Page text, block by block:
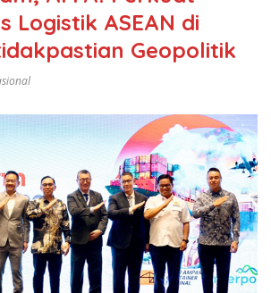
Logistik ASEAN di
Geopolitik